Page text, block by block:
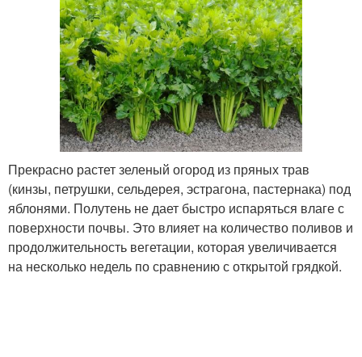
Прекрасно растет зеленый огород из пряных трав
(кинзы, петрушки, сельдерея, эстрагона, пастернака) под
яблонями. Полутень не дает быстро испаряться влаге с
поверхности почвы. Это влияет на количество поливов и
продолжительность вегетации, которая увеличивается
на несколько недель по сравнению с открытой грядкой.